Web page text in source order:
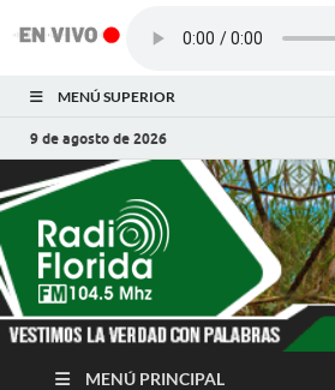
MENÚ SUPERIOR
9 de agosto de 2026
Cuba
Noticias y
MENÚ PRINCIPAL